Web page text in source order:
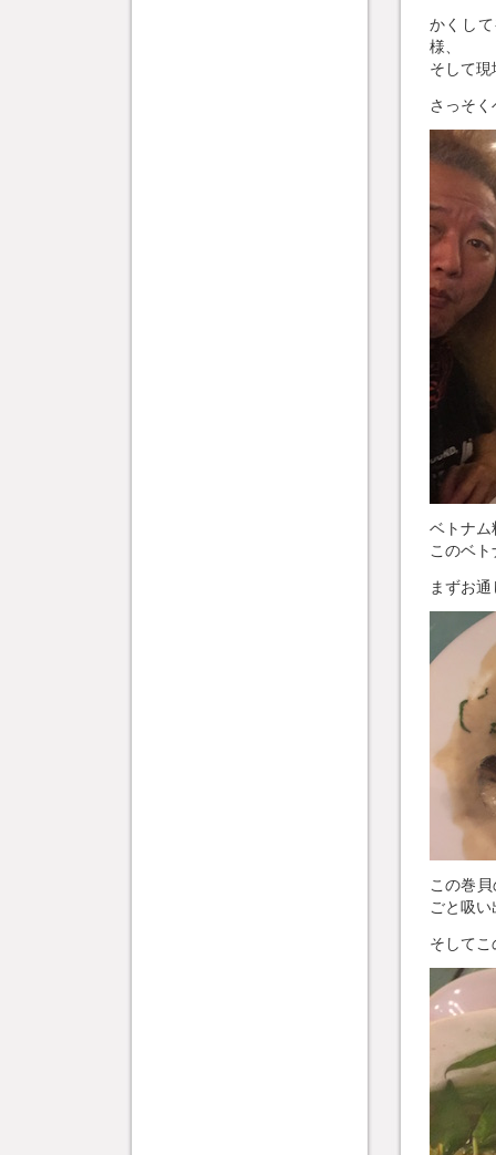
かくし
様、
そして
さっそ
ベトナム
このベ
まずお
この巻
ごと吸
そして